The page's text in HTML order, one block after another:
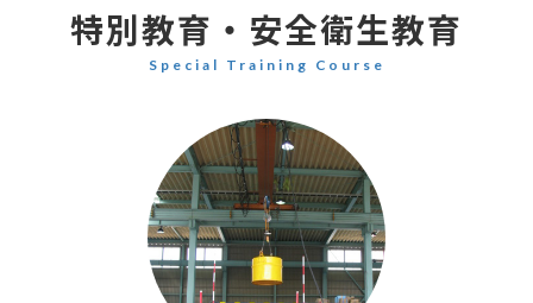
特別教育・安全衛生教育
Special Training Course